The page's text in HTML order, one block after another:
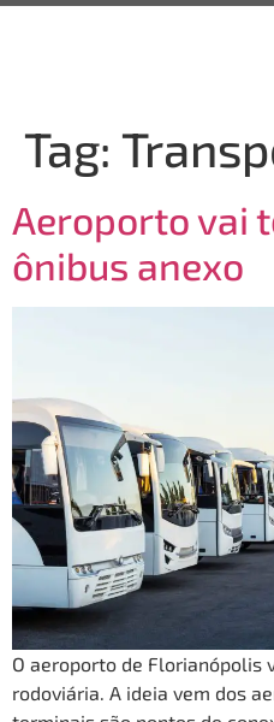
Tag:
Aeroporto vai
ônibus anexo
O aeroporto de Florianópolis
rodoviária. A ideia vem dos